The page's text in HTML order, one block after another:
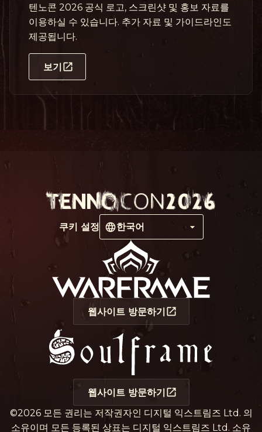
텐노콘 2026 공식 로고, 스크린샷 및 홍보 자료를
이용하실 수 있습니다. 추가 자료 및 가이드라인도
제공됩니다.
보기
쿠키 설정 한국어
웹사이트 방문하기
웹사이트 방문하기
©2026 모든 권리는 저작권자인 디지털 익스트림즈 Ltd. 의
소유이며 모든 등록된 상표는 디지털 익스트림즈 Ltd. 소유